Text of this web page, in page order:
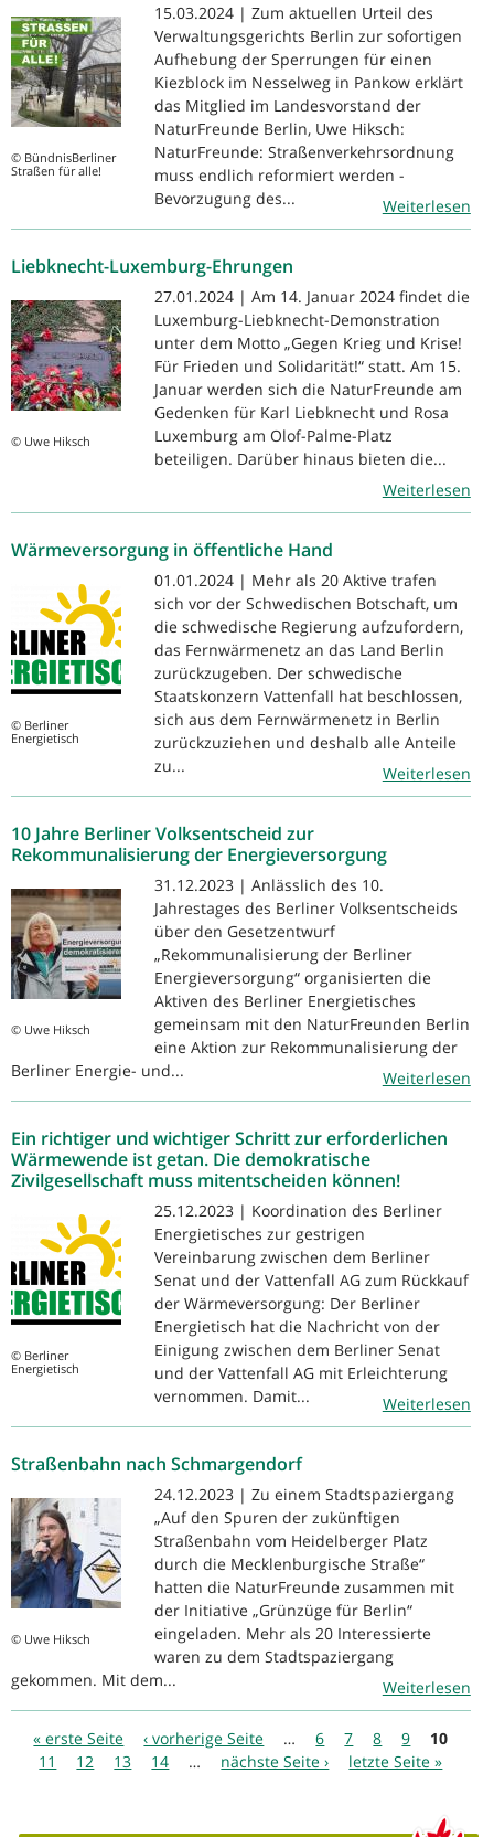
© BündnisBerliner
Straßen für alle!
15.03.2024 | Zum aktuellen Urteil des
Verwaltungsgerichts Berlin zur sofortigen
Aufhebung der Sperrungen für einen
Kiezblock im Nesselweg in Pankow erklärt
das Mitglied im Landesvorstand der
NaturFreunde Berlin, Uwe Hiksch:
NaturFreunde: Straßenverkehrsordnung
muss endlich reformiert werden -
Bevorzugung des...
Weiterlesen
Liebknecht-Luxemburg-Ehrungen
© Uwe Hiksch
27.01.2024 | Am 14. Januar 2024 findet die
Luxemburg-Liebknecht-Demonstration
unter dem Motto „Gegen Krieg und Krise!
Für Frieden und Solidarität!“ statt. Am 15.
Januar werden sich die NaturFreunde am
Gedenken für Karl Liebknecht und Rosa
Luxemburg am Olof-Palme-Platz
beteiligen. Darüber hinaus bieten die...
Weiterlesen
Wärmeversorgung in öffentliche Hand
© Berliner
Energietisch
01.01.2024 | Mehr als 20 Aktive trafen
sich vor der Schwedischen Botschaft, um
die schwedische Regierung aufzufordern,
das Fernwärmenetz an das Land Berlin
zurückzugeben. Der schwedische
Staatskonzern Vattenfall hat beschlossen,
sich aus dem Fernwärmenetz in Berlin
zurückzuziehen und deshalb alle Anteile
zu...
Weiterlesen
10 Jahre Berliner Volksentscheid zur
Rekommunalisierung der Energieversorgung
© Uwe Hiksch
31.12.2023 | Anlässlich des 10.
Jahrestages des Berliner Volksentscheids
über den Gesetzentwurf
„Rekommunalisierung der Berliner
Energieversorgung“ organisierten die
Aktiven des Berliner Energietisches
gemeinsam mit den NaturFreunden Berlin
eine Aktion zur Rekommunalisierung der
Berliner Energie- und...
Weiterlesen
Ein richtiger und wichtiger Schritt zur erforderlichen
Wärmewende ist getan. Die demokratische
Zivilgesellschaft muss mitentscheiden können!
© Berliner
Energietisch
25.12.2023 | Koordination des Berliner
Energietisches zur gestrigen
Vereinbarung zwischen dem Berliner
Senat und der Vattenfall AG zum Rückkauf
der Wärmeversorgung: Der Berliner
Energietisch hat die Nachricht von der
Einigung zwischen dem Berliner Senat
und der Vattenfall AG mit Erleichterung
vernommen. Damit...
Weiterlesen
Straßenbahn nach Schmargendorf
© Uwe Hiksch
24.12.2023 | Zu einem Stadtspaziergang
„Auf den Spuren der zukünftigen
Straßenbahn vom Heidelberger Platz
durch die Mecklenburgische Straße“
hatten die NaturFreunde zusammen mit
der Initiative „Grünzüge für Berlin“
eingeladen. Mehr als 20 Interessierte
waren zu dem Stadtspaziergang
gekommen. Mit dem...
Weiterlesen
Seiten
« erste Seite ‹ vorherige Seite … 6 7 8 9
10
11
12 13 14 … nächste Seite › letzte Seite »